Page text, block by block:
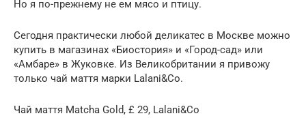
Но я по-прежнему не ем мясо и птицу.
Сегодня практически любой деликатес в Москве можно
купить в магазинах «Биостория» и «Город-сад» или
«Амбаре» в Жуковке. Из Великобритании я привожу
только чай маття марки Lalani&Co.
Чай маття Matcha Gold, £ 29, Lalani&Co